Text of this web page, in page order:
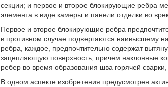
секции; и первое и второе блокирующие ребра
элемента в виде камеры и панели отделки во
Первое и второе блокирующие ребра
в противном случае подвергаются наивысшему
ребра, каждое, предпочтительно содержат
зацепляющую поверхность, причем наклонные
ребер во время образования шва горячей
В одном аспекте изобретения предусмотрен